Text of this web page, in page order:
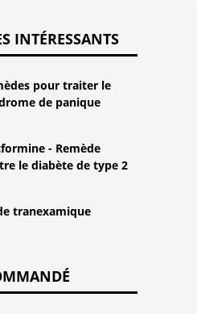
INTÉRESSANTS
pour traiter le
de panique
- Remède
le diabète de type 2
tranexamique